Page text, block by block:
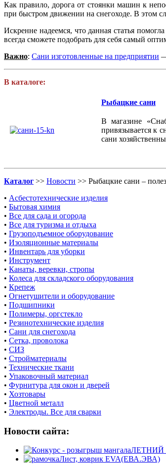
Как правило, дорога от стоянки машин к
при быстром движении на снегоходе. В этом
Искренне надеемся, что данная статья
всегда сможете подобрать для себя самый
Важно: Сани изготовленные на предприятии
В каталоге:
Рыбацкие сани
В магазине
привязывается к
сани
Каталог >> Новости >> Рыбацкие сани –
• Асбестотехнические изделия
• Бытовая химия
• Все для сада и огорода
• Все для туризма и отдыха
• Грузоподъемное оборудование
• Изоляционные материалы
• Инвентарь для уборки
• Инструмент
• Канаты, веревки, стропы
• Колеса для складского оборудования
• Крепеж
• Огнетушители и оборудование
• Подшипники
• Полимеры, оргстекло
• Резинотехнические изделия
• Сани для снегохода
• Сетка, проволока
• СИЗ
• Стройматериалы
• Технические ткани
• Упаковочный материал
• Фурнитура для окон и дверей
• Хозтовары
• Цветной металл
• Электроды. Все для сварки
Новости сайта:
ЛЕТНИЙ
Лист, коврик EVA(ЕВА.ЭВА)